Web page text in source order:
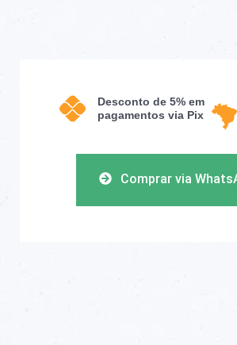
Comprar via
Desconto de 5% em
pagamentos via Pix